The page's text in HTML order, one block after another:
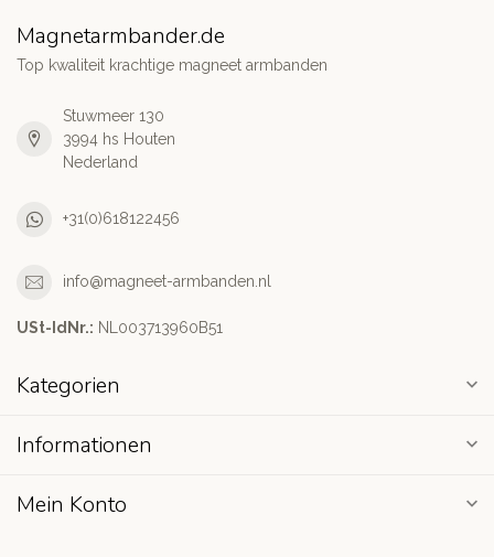
Magnetarmbander.de
Top kwaliteit krachtige magneet armbanden
Stuwmeer 130
3994 hs Houten
Nederland
+31(0)618122456
info@magneet-armbanden.nl
USt-IdNr.: NL003713960B51
Kategorien
Informationen
Mein Konto